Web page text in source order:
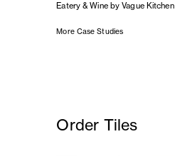
Eatery & Wine by Vague Kitchen
More Case Studies
Order Tiles